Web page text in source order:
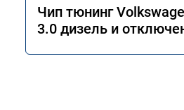
Чип тюнинг
3.0 дизель и